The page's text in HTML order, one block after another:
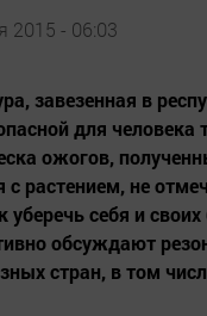
2015 - 06:03
завезенная в
для человека
ожогов,
с растением, не
себя и своих
обсуждают
стран, в том